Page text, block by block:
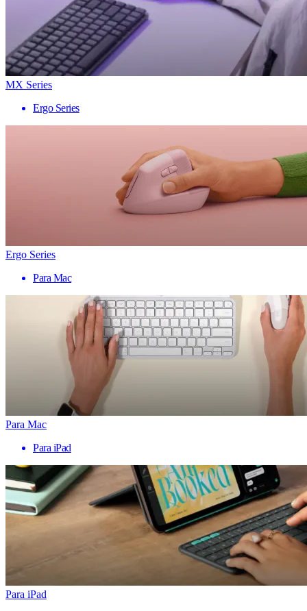
MX Series
Ergo Series
Ergo Series
Para Mac
Para Mac
Para iPad
Para iPad